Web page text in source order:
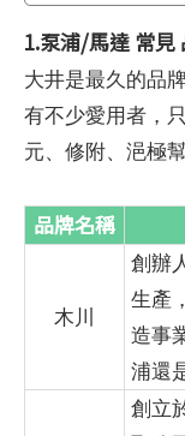
1.泵浦/馬達 常見
大井是最久的品
有不少愛用者，
元、修附、浥極
品牌名稱
木川
創辦
生產
造事
浦還
創立